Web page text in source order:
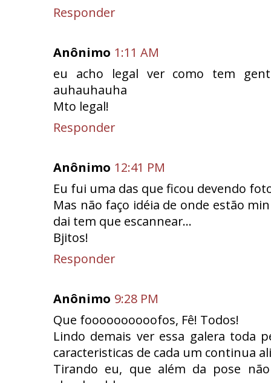
Responder
Anônimo 1:11 AM
eu acho legal ver como tem
auhauhauha
Mto legal!
Responder
Anônimo 12:41 PM
Eu fui uma das que ficou devendo
Mas não faço idéia de onde estão
dai tem que escannear...
Bjitos!
Responder
Anônimo 9:28 PM
Que foooooooooofos, Fê! Todos!
Lindo demais ver essa galera toda
caracteristicas de cada um continua
Tirando eu, que além da pose